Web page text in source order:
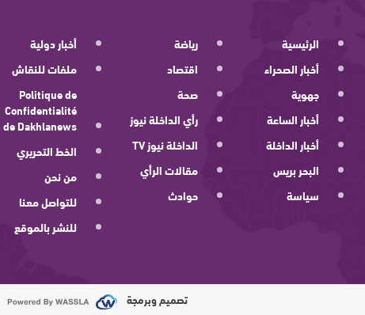
الرئيسية
أخبار الصحراء
جهوية
أخبار الساعة
أخبار الداخلة
البحر بريس
سياسة
رياضة
اقتصاد
صحة
رأي الداخلة نيوز
الداخلة نيوز TV
مقالات الرأي
حوادث
أخبار دولية
ملفات للنقاش
Politique de
Confidentialité
de Dakhlanews
الخط التحريري
من نحن
للتواصل معنا
للنشر بالموقع
تصميم وبرمجة